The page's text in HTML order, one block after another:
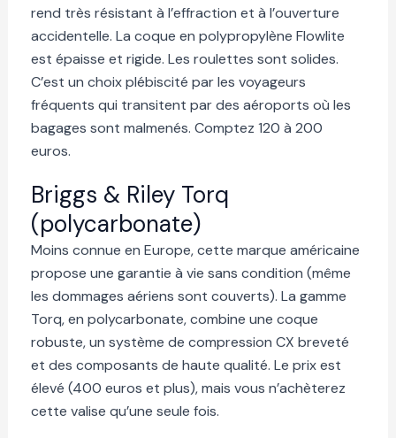
rend très résistant à l’effraction et à l’ouverture
accidentelle. La coque en polypropylène Flowlite
est épaisse et rigide. Les roulettes sont solides.
C’est un choix plébiscité par les voyageurs
fréquents qui transitent par des aéroports où les
bagages sont malmenés. Comptez 120 à 200
euros.
Briggs & Riley Torq
(polycarbonate)
Moins connue en Europe, cette marque américaine
propose une garantie à vie sans condition (même
les dommages aériens sont couverts). La gamme
Torq, en polycarbonate, combine une coque
robuste, un système de compression CX breveté
et des composants de haute qualité. Le prix est
élevé (400 euros et plus), mais vous n’achèterez
cette valise qu’une seule fois.